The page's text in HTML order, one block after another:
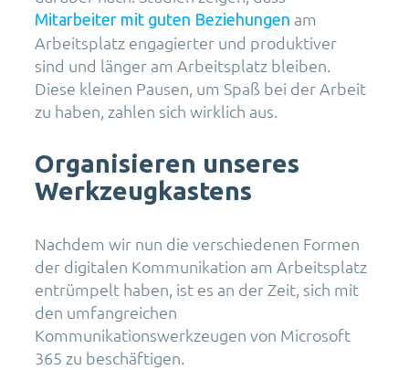
Mitarbeiter mit guten Beziehungen am
Arbeitsplatz engagierter und produktiver
sind und länger am Arbeitsplatz bleiben.
Diese kleinen Pausen, um Spaß bei der Arbeit
zu haben, zahlen sich wirklich aus.
Organisieren unseres
Werkzeugkastens
Nachdem wir nun die verschiedenen Formen
der digitalen Kommunikation am Arbeitsplatz
entrümpelt haben, ist es an der Zeit, sich mit
den umfangreichen
Kommunikationswerkzeugen von Microsoft
365 zu beschäftigen.